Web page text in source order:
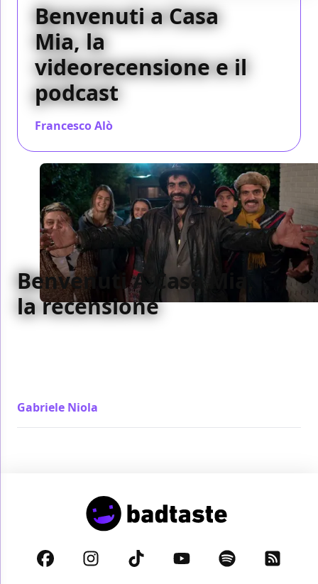
Benvenuti a Casa
Mia, la
videorecensione e il
podcast
Francesco Alò
Benvenuti A Casa Mia,
la recensione
Gabriele Niola